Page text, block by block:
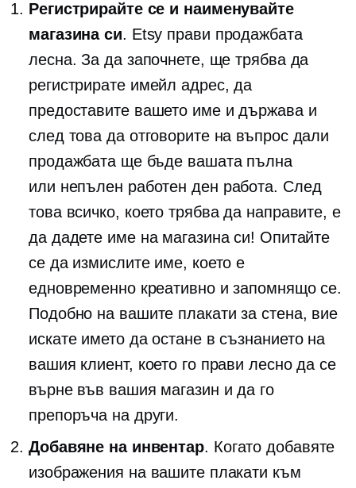
Регистрирайте се и наименувайте
магазина си. Etsy прави продажбата
лесна. За да започнете, ще трябва да
регистрирате имейл адрес, да
предоставите вашето име и държава и
след това да отговорите на въпрос дали
продажбата ще бъде вашата пълна
или непълен работен ден работа. След
това всичко, което трябва да направите, е
да дадете име на магазина си! Опитайте
се да измислите име, което е
едновременно креативно и запомнящо се.
Подобно на вашите плакати за стена, вие
искате името да остане в съзнанието на
вашия клиент, което го прави лесно да се
върне във вашия магазин и да го
препоръча на други.
Добавяне на инвентар. Когато добавяте
изображения на вашите плакати към